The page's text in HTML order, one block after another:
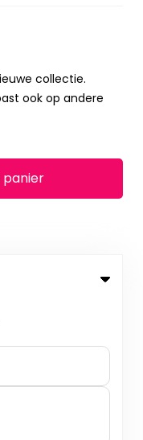
collectie.
ook op andere
panier